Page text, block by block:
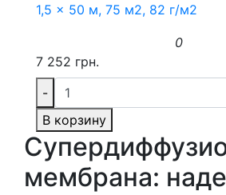
1,5 x 50 м, 75 м2, 82 г/м2
0
7 252 грн.
-
В корзину
мембрана: